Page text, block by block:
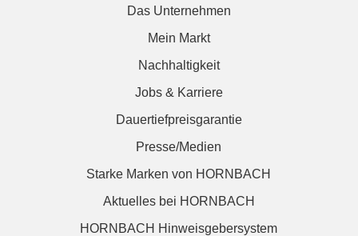
Das Unternehmen
Mein Markt
Nachhaltigkeit
Jobs & Karriere
Dauertiefpreisgarantie
Presse/Medien
Starke Marken von HORNBACH
Aktuelles bei HORNBACH
HORNBACH Hinweisgebersystem